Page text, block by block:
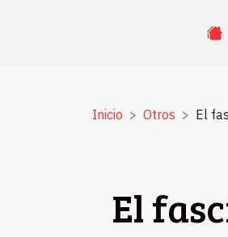
Inicio Otros El
El